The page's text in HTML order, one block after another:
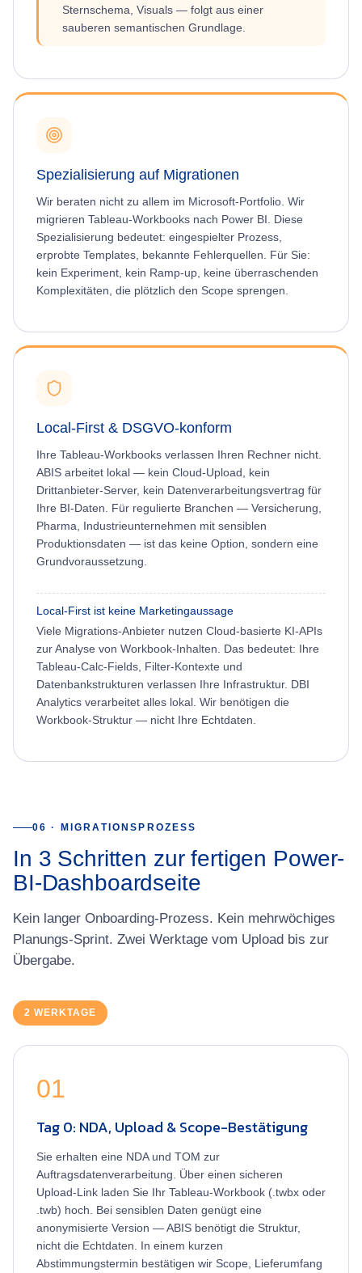
Sternschema, Visuals — folgt aus einer
sauberen semantischen Grundlage.
Spezialisierung auf Migrationen
Wir beraten nicht zu allem im Microsoft-Portfolio. Wir
migrieren Tableau-Workbooks nach Power BI. Diese
Spezialisierung bedeutet: eingespielter Prozess,
erprobte Templates, bekannte Fehlerquellen. Für Sie:
kein Experiment, kein Ramp-up, keine überraschenden
Komplexitäten, die plötzlich den Scope sprengen.
Local-First & DSGVO-konform
Ihre Tableau-Workbooks verlassen Ihren Rechner nicht.
ABIS arbeitet lokal — kein Cloud-Upload, kein
Drittanbieter-Server, kein Datenverarbeitungsvertrag für
Ihre BI-Daten. Für regulierte Branchen — Versicherung,
Pharma, Industrieunternehmen mit sensiblen
Produktionsdaten — ist das keine Option, sondern eine
Grundvoraussetzung.
Local-First ist keine Marketingaussage
Viele Migrations-Anbieter nutzen Cloud-basierte KI-APIs
zur Analyse von Workbook-Inhalten. Das bedeutet: Ihre
Tableau-Calc-Fields, Filter-Kontexte und
Datenbankstrukturen verlassen Ihre Infrastruktur. DBI
Analytics verarbeitet alles lokal. Wir benötigen die
Workbook-Struktur — nicht Ihre Echtdaten.
06 · MIGRATIONSPROZESS
In 3 Schritten zur fertigen Power-
BI-Dashboardseite
Kein langer Onboarding-Prozess. Kein mehrwöchiges
Planungs-Sprint. Zwei Werktage vom Upload bis zur
Übergabe.
2 WERKTAGE
01
Tag 0: NDA, Upload & Scope-Bestätigung
Sie erhalten eine NDA und TOM zur
Auftragsdatenverarbeitung. Über einen sicheren
Upload-Link laden Sie Ihr Tableau-Workbook (.twbx oder
.twb) hoch. Bei sensiblen Daten genügt eine
anonymisierte Version — ABIS benötigt die Struktur,
nicht die Echtdaten. In einem kurzen
Abstimmungstermin bestätigen wir Scope, Lieferumfang